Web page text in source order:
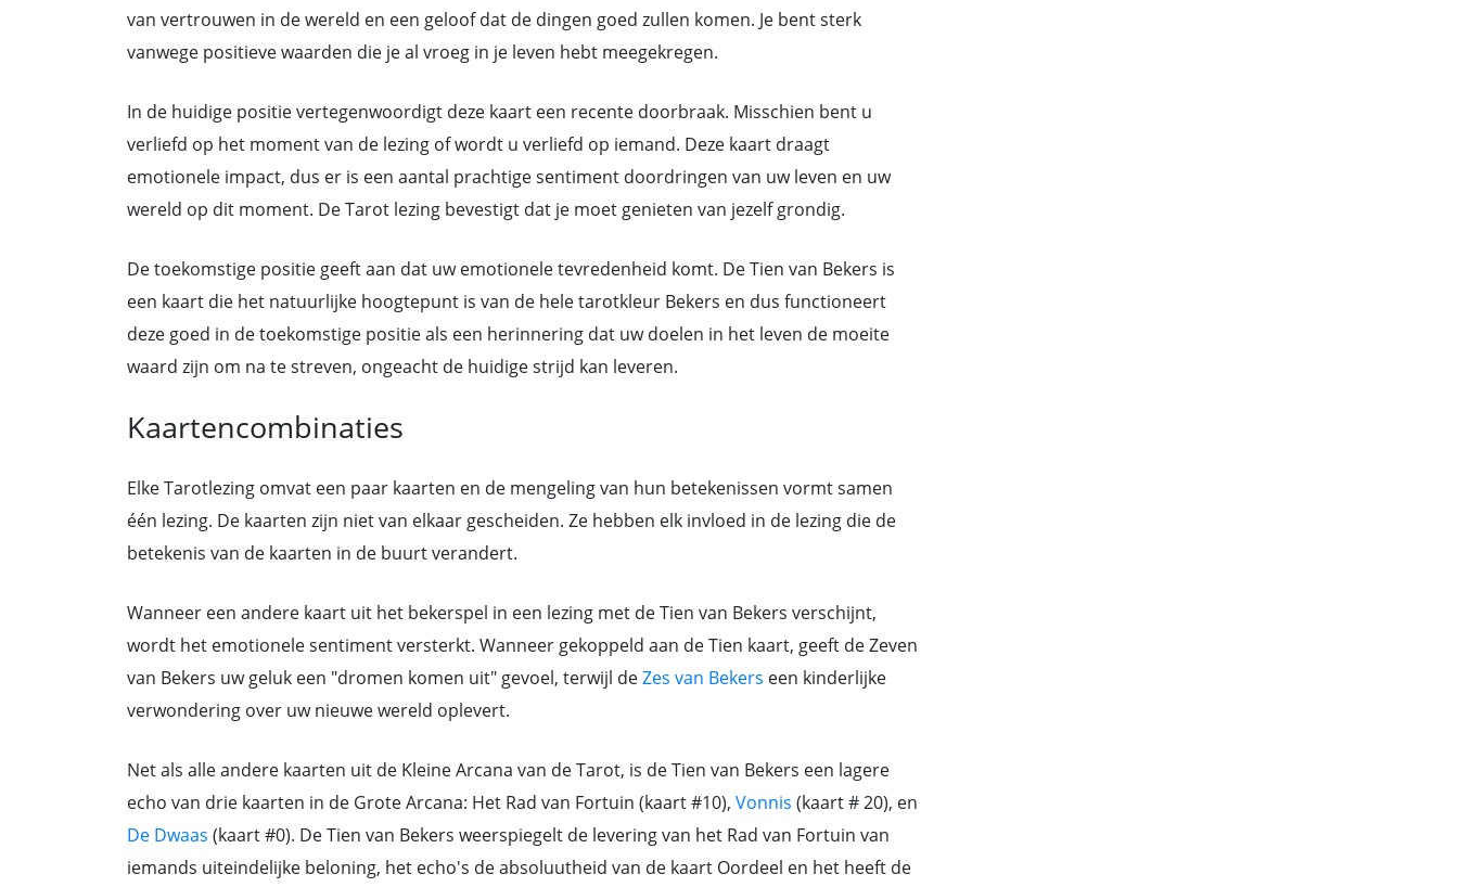
van vertrouwen in de wereld en een geloof dat de dingen goed zullen komen. Je bent sterk
vanwege positieve waarden die je al vroeg in je leven hebt meegekregen.
In de huidige positie vertegenwoordigt deze kaart een recente doorbraak. Misschien bent u
verliefd op het moment van de lezing of wordt u verliefd op iemand. Deze kaart draagt
emotionele impact, dus er is een aantal prachtige sentiment doordringen van uw leven en uw
wereld op dit moment. De Tarot lezing bevestigt dat je moet genieten van jezelf grondig.
De toekomstige positie geeft aan dat uw emotionele tevredenheid komt. De Tien van Bekers is
een kaart die het natuurlijke hoogtepunt is van de hele tarotkleur Bekers en dus functioneert
deze goed in de toekomstige positie als een herinnering dat uw doelen in het leven de moeite
waard zijn om na te streven, ongeacht de huidige strijd kan leveren.
Kaartencombinaties
Elke Tarotlezing omvat een paar kaarten en de mengeling van hun betekenissen vormt samen
één lezing. De kaarten zijn niet van elkaar gescheiden. Ze hebben elk invloed in de lezing die de
betekenis van de kaarten in de buurt verandert.
Wanneer een andere kaart uit het bekerspel in een lezing met de Tien van Bekers verschijnt,
wordt het emotionele sentiment versterkt. Wanneer gekoppeld aan de Tien kaart, geeft de Zeven
van Bekers uw geluk een "dromen komen uit" gevoel, terwijl deZes van Bekers een kinderlijke
verwondering over uw nieuwe wereld oplevert.
Net als alle andere kaarten uit de Kleine Arcana van de Tarot, is de Tien van Bekers een lagere
echo van drie kaarten in de Grote Arcana: Het Rad van Fortuin (kaart #10), Vonnis (kaart # 20), en
De Dwaas (kaart #0). De Tien van Bekers weerspiegelt de levering van het Rad van Fortuin van
iemands uiteindelijke beloning, het echo's de absoluutheid van de kaart Oordeel en het heeft de